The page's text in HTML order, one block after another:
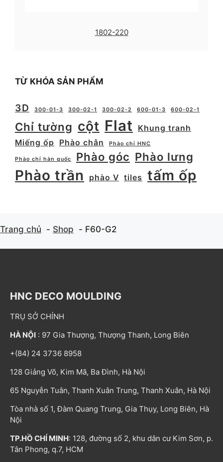
1802-220
TỪ KHÓA SẢN PHẨM
3D 300-01-3 300-02-1 300-02-2 600-01-3 600-02-1
Chỉ tường cột Flat
Khung tranh
Miếng ốp
Phào chân Phào chỉ HNC
Phào chỉ hàn quốc Phào góc Phào lưng
Phào trần phào V tiles tấm ốp
Trang chủ Shop F60-G2
HNC DECO MOULDING
TRỤ SỞ CHÍNH
HÀ NỘI : 97 Gia Thượng, Thượng Thanh, Long Biên
+(84) 24 3736 8958
128 Giảng Võ, Kim Mã, Ba Đình, Hà Nội
65 Nguyễn Tuân, Thanh Xuân Trung, Thanh Xuân, Hà Nội
Tòa nhà số 1, Đàm Quang Trung, Gia Thụy, Long Biên, Hà
Nội
TP.HỒ CHÍ MINH: 128, đường số 2, khu dân cư Kim Sơn, p.
Tân Phong, q.7, HCM